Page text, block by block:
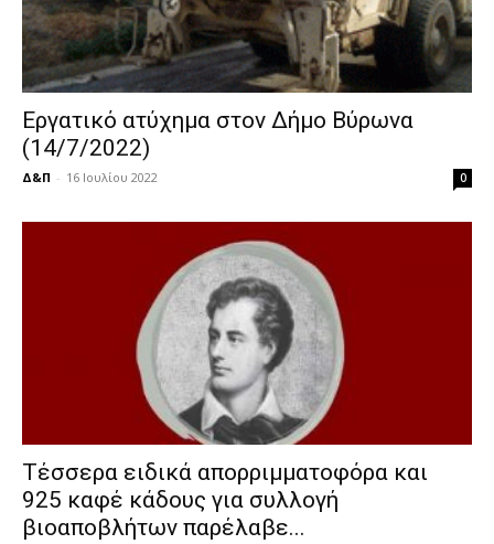
Εργατικό ατύχημα στον Δήμο Βύρωνα
(14/7/2022)
Δ&Π - 16 Ιουλίου 2022 0
Τέσσερα ειδικά απορριμματοφόρα και
925 καφέ κάδους για συλλογή
βιοαποβλήτων παρέλαβε...